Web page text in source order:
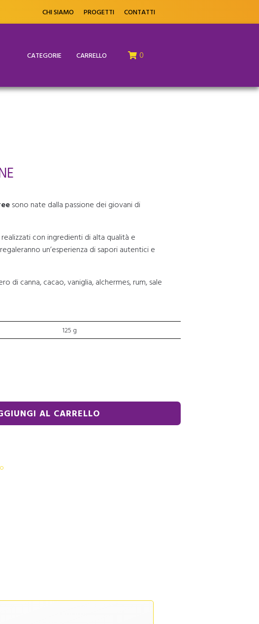
CHI SIAMO PROGETTI CONTATTI
CATEGORIE CARRELLO 0
sono nate dalla passione dei giovani di
con ingredienti di alta qualità e
un’esperienza di sapori autentici e
di canna, cacao, vaniglia, alchermes, rum, sale
125 g
AL CARRELLO